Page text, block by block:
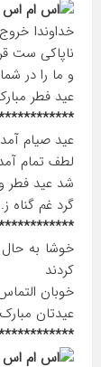
خداوندا
ناپاکی ست
و ما را در
عید فطر
عید صیام
لطف تمام
شد عید فطر
گرد غم گناه
خوشا به حال
کردند
خوبان
عیدتان مبارک